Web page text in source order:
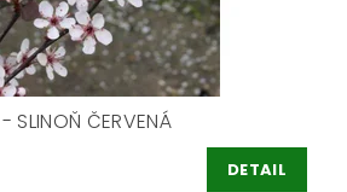
SLINOŇ ČERVENÁ
DETAIL